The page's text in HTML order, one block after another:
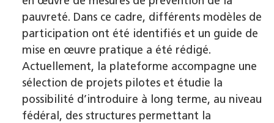
pauvreté. Dans ce cadre, différents modèles de
participation ont été identifiés et un guide de
mise en œuvre pratique a été rédigé.
Actuellement, la plateforme accompagne une
sélection de projets pilotes et étudie la
possibilité d’introduire à long terme, au niveau
fédéral, des structures permettant la